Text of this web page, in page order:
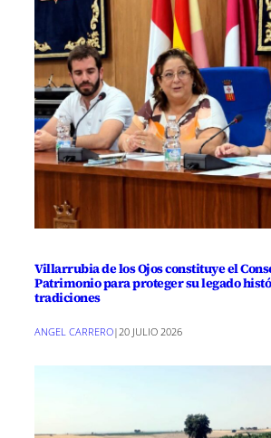
Villarrubia de los Ojos constituye el
Patrimonio para proteger su legado
tradiciones
ANGEL CARRERO|20 JULIO 2026